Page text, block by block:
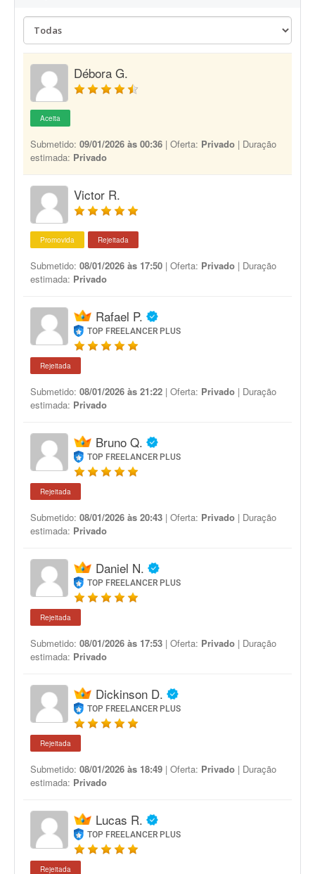
Débora G.
Aceita
Submetido: 09/01/2026 às 00:36 | Oferta: Privado | Duração
estimada: Privado
Victor R.
Promovida Rejeitada
Submetido: 08/01/2026 às 17:50 | Oferta: Privado | Duração
estimada: Privado
Rafael P.
TOP FREELANCER PLUS
Rejeitada
Submetido: 08/01/2026 às 21:22 | Oferta: Privado | Duração
estimada: Privado
Bruno Q.
TOP FREELANCER PLUS
Rejeitada
Submetido: 08/01/2026 às 20:43 | Oferta: Privado | Duração
estimada: Privado
Daniel N.
TOP FREELANCER PLUS
Rejeitada
Submetido: 08/01/2026 às 17:53 | Oferta: Privado | Duração
estimada: Privado
Dickinson D.
TOP FREELANCER PLUS
Rejeitada
Submetido: 08/01/2026 às 18:49 | Oferta: Privado | Duração
estimada: Privado
Lucas R.
TOP FREELANCER PLUS
Rejeitada